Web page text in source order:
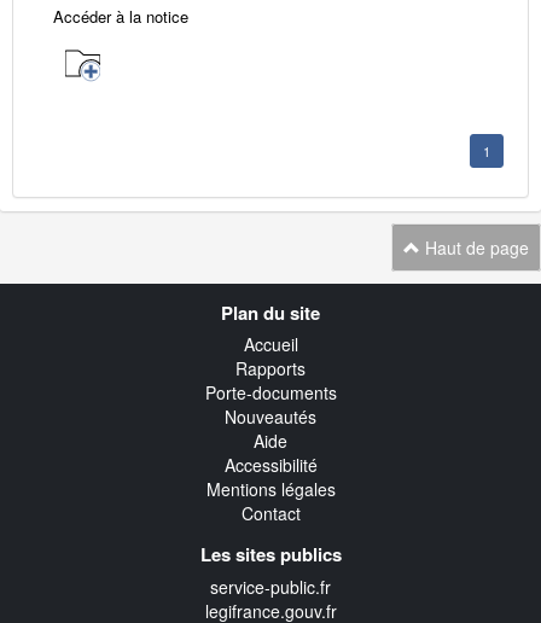
Accéder à la notice
1
Haut de page
Plan du site
Accueil
Rapports
Porte-documents
Nouveautés
Aide
Accessibilité
Mentions légales
Contact
Les sites publics
service-public.fr
legifrance.gouv.fr